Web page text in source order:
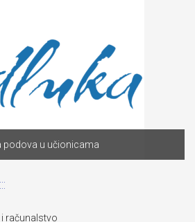
Odluka: Poništava se konkurentski
„Izgradnja pomoćnog objekta“
računalstvo